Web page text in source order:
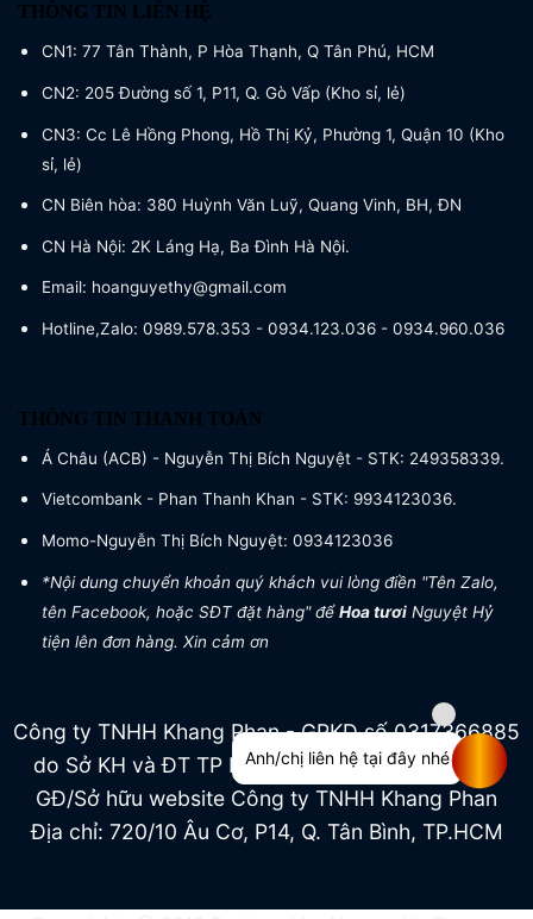
THÔNG TIN LIÊN HỆ
CN1: 77 Tân Thành, P Hòa Thạnh, Q Tân Phú, HCM
CN2: 205 Đường số 1, P11, Q. Gò Vấp (Kho sỉ, lẻ)
CN3: Cc Lê Hồng Phong, Hồ Thị Kỷ, Phường 1, Quận 10 (Kho
sỉ, lẻ)
CN Biên hòa: 380 Huỳnh Văn Luỹ, Quang Vinh, BH, ĐN
CN Hà Nội: 2K Láng Hạ, Ba Đình Hà Nội.
Email: hoanguyethy@gmail.com
Hotline,Zalo: 0989.578.353 - 0934.123.036 - 0934.960.036
THÔNG TIN THANH TOÁN
Á Châu (ACB) - Nguyễn Thị Bích Nguyệt - STK: 249358339.
Vietcombank - Phan Thanh Khan - STK: 9934123036.
Momo-Nguyễn Thị Bích Nguyệt: 0934123036
*Nội dung chuyển khoản quý khách vui lòng điền "Tên Zalo,
tên Facebook, hoặc SĐT đặt hàng" đểHoa tươi Nguyệt Hỷ
tiện lên đơn hàng. Xin cảm ơn
Công ty TNHH Khang Phan - GPKD số 0317366885
do Sở KH và ĐT TP HCM cấp ngày 04/07/2022
GĐ/Sở hữu website Công ty TNHH Khang Phan
Địa chỉ: 720/10 Âu Cơ, P14, Q. Tân Bình, TP.HCM
Anh/chị liên hệ tại đây nhé